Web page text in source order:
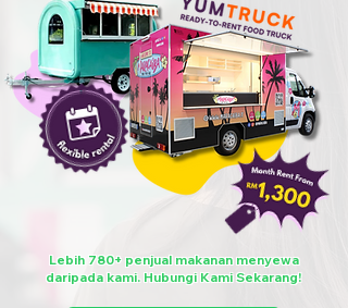
Lebih 780+ penjual makanan menyewa
daripada kami. Hubungi Kami Sekarang!